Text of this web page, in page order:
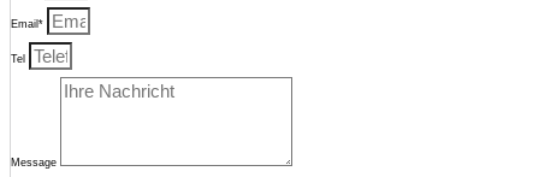
Email*
Tel
Message